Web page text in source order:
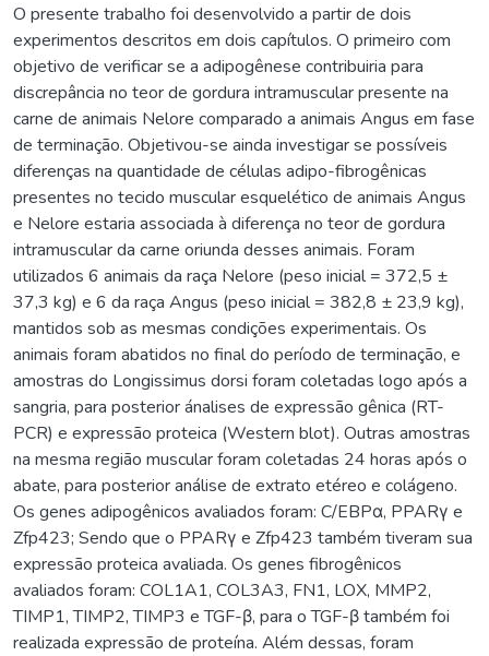
O presente trabalho foi desenvolvido a partir de dois
experimentos descritos em dois capítulos. O primeiro com
objetivo de verificar se a adipogênese contribuiria para
discrepância no teor de gordura intramuscular presente na
carne de animais Nelore comparado a animais Angus em fase
de terminação. Objetivou-se ainda investigar se possíveis
diferenças na quantidade de células adipo-fibrogênicas
presentes no tecido muscular esquelético de animais Angus
e Nelore estaria associada à diferença no teor de gordura
intramuscular da carne oriunda desses animais. Foram
utilizados 6 animais da raça Nelore (peso inicial = 372,5 ±
37,3 kg) e 6 da raça Angus (peso inicial = 382,8 ± 23,9 kg),
mantidos sob as mesmas condições experimentais. Os
animais foram abatidos no final do período de terminação, e
amostras do Longissimus dorsi foram coletadas logo após a
sangria, para posterior ánalises de expressão gênica (RT-
PCR) e expressão proteica (Western blot). Outras amostras
na mesma região muscular foram coletadas 24 horas após o
abate, para posterior análise de extrato etéreo e colágeno.
Os genes adipogênicos avaliados foram: C/EBPα, PPARγ e
Zfp423; Sendo que o PPARγ e Zfp423 também tiveram sua
expressão proteica avaliada. Os genes fibrogênicos
avaliados foram: COL1A1, COL3A3, FN1, LOX, MMP2,
TIMP1, TIMP2, TIMP3 e TGF-β, para o TGF-β também foi
realizada expressão de proteína. Além dessas, foram